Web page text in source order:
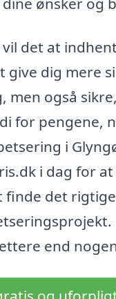
det at
give dig mere
men også
for pengene,
i
i dag for
finde det
end